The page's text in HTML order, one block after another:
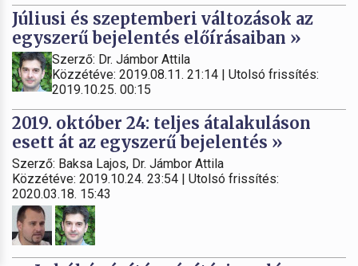
Júliusi és szeptemberi változások az
egyszerű bejelentés előírásaiban »
Szerző: Dr. Jámbor Attila
Közzétéve: 2019.08.11. 21:14 | Utolsó frissítés:
2019.10.25. 00:15
2019. október 24: teljes átalakuláson
esett át az egyszerű bejelentés »
Szerző: Baksa Lajos, Dr. Jámbor Attila
Közzétéve: 2019.10.24. 23:54 | Utolsó frissítés:
2020.03.18. 15:43